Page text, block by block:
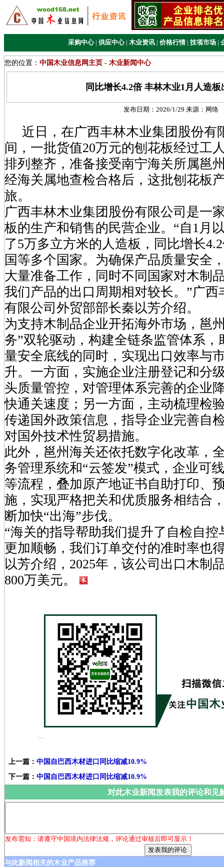
采购中心 | 供应中心 | 木业资讯 | 价格行情 | 技项市场 |
您的位置： 中国木业信息网主页 - 木业新闻中心
同比增长4.2倍 丰林木业1月人造
发布日期：2026/1/29 来源： 网络
近日，在广西丰林木业集团股份有
间，一批货值20万元的刨花板经过工
排列整齐，准备接受南宁海关所属邕
经海关属地查检合格后，这批刨花板
旅。
广西丰林木业集团股份有限公司是一
板的生产和销售的民营企业。“自1月
了5万多立方米的人造板，同比增长
国等多个国家。为确保产品质量安全
大量准备工作，同时不同国家对木制
我们产品的出口周期相对较长。”广西
有限公司外贸部部长秦以芳介绍。
为支持木制品企业开拓海外市场，邕
务”双轮驱动，构建全链条监管体系，
量安全底线的同时，实现出口效率与
升。一方面，实施企业注册登记和分
头质量管控，对管理体系完善的企业
快通关速度；另一方面，主动梳理检
传递国外政策信息，指导企业完善自
对国外技术性贸易措施。
此外，邕州海关还依托数字化改革，
务管理系统和“云签发”模式，企业可
等流程，叠加原产地证书自助打印、
施，实现严格把关和优质服务相结合
断加快“出海”步伐。
“海关的指导帮助我们提升了自检自
更加顺畅，我们订单交付的准时率也
以芳介绍，2025年，该公司出口木制
800万美元。
上一篇： 中国自巴西木材进口同比缩减10.9%
下一篇： 中国自巴西木材进口同比缩减10.9%
对此木业新闻发表我的评论和见
发布需知：请遵守中国境内法律法规，评论通过审核后即可显示！
与此新闻相关的木业产品推荐